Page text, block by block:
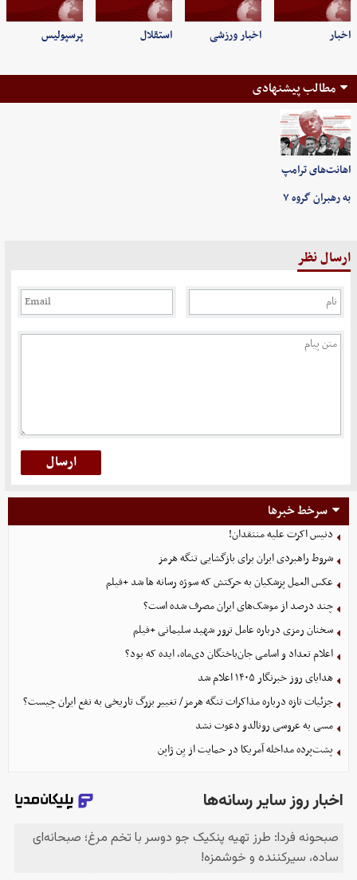
اخبار اخبار ورزشی استقلال پرسپولیس
مطالب پیشنهادی
اهانت‌های ترامپ
به رهبران گروه ۷
ارسال نظر
سرخط خبرها
دنیس اکرت علیه منتقدان!
شروط راهبردی ایران برای بازگشایی تنگه هرمز
عکس العمل پزشکیان به حرکتش که سوژه رسانه ها شد +فیلم
چند درصد از موشک‌های ایران مصرف شده است؟
سخنان رمزی درباره عامل ترور شهید سلیمانی +فیلم
اعلام تعداد و اسامی جان‌باختگان دی‌ماه، ایده که بود؟
هدایای روز خبرنگار ۱۴۰۵ اعلام شد
جزئیات تازه درباره مذاکرات تنگه هرمز/ تغییر بزرگ تاریخی به نفع ایران چیست؟
مسی به عروسی رونالدو دعوت نشد
پشت‌پرده مداخله آمریکا در حمایت از یِن ژاپن